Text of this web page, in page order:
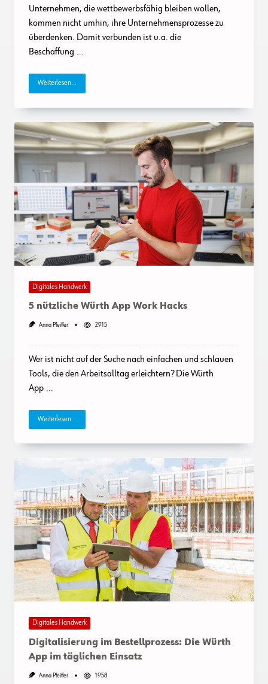
Der
Praxis:
Vom
Bedarf
Unternehmen, die wettbewerbsfähig bleiben wollen,
kommen nicht umhin, ihre Unternehmensprozesse zu
überdenken. Damit verbunden ist u.a. die
Beschaffung ...
Weiterlesen...
Digitales Handwerk
5 nützliche Würth App Work Hacks
Anna Pfeiffer 2915
Wer ist nicht auf der Suche nach einfachen und schlauen
Tools, die den Arbeitsalltag erleichtern? Die Würth
App ...
Weiterlesen...
Digitales Handwerk
Digitalisierung im Bestellprozess: Die Würth
App im täglichen Einsatz
Anna Pfeiffer 1958